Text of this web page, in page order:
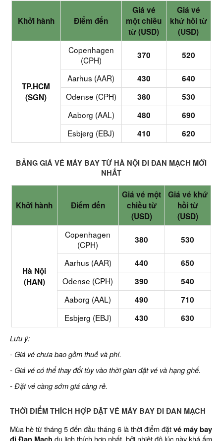
Khởi hành Điểm đến
Giá vé
một chiều
từ (USD)
Giá vé
khứ hồi từ
(USD)
TP.HCM
(SGN)
Copenhagen
(CPH)
370 520
Aarhus (AAR) 430
640
Odense (CPH)
380
530
Aaborg (AAL)
480
690
Esbjerg (EBJ)
410 620
BẢNG GIÁ VÉ MÁY BAY TỪ HÀ NỘI ĐI ĐAN MẠCH MỚI
NHẤT
Khởi hành Điểm đến
Giá vé một
chiều từ
(USD)
Giá vé khứ
hồi từ
(USD)
Hà Nội
(HAN)
Copenhagen
(CPH)
380 530
Aarhus (AAR) 440
650
Odense (CPH)
390
540
Aaborg (AAL)
490
710
Esbjerg (EBJ)
430 630
Lưu ý:
- Giá vé chưa bao gồm thuế và phí.
- Giá vé có thể thay đổi tùy vào thời gian đặt vé và hạng ghế.
- Đặt vé càng sớm giá càng rẻ.
THỜI ĐIỂM THÍCH HỢP ĐẶT VÉ MÁY BAY ĐI ĐAN MẠCH
Mùa hè từ tháng 5 đến đầu tháng 6 là thời điểm đặtvé máy bay
du lịch thích hợp nhất, bởi nhiệt độ lúc này khá ấm